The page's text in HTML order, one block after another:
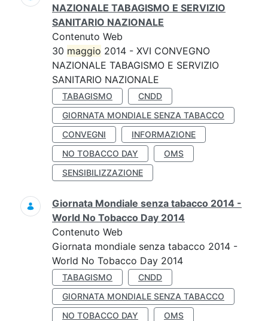
NAZIONALE TABAGISMO E SERVIZIO
SANITARIO NAZIONALE
Contenuto Web
30 maggio 2014 - XVI CONVEGNO
NAZIONALE TABAGISMO E SERVIZIO
SANITARIO NAZIONALE
TABAGISMO
CNDD
GIORNATA MONDIALE SENZA TABACCO
CONVEGNI
INFORMAZIONE
NO TOBACCO DAY
OMS
SENSIBILIZZAZIONE
Giornata Mondiale senza tabacco 2014 -
World No Tobacco Day 2014
Contenuto Web
Giornata mondiale senza tabacco 2014 -
World No Tobacco Day 2014
TABAGISMO
CNDD
GIORNATA MONDIALE SENZA TABACCO
NO TOBACCO DAY
OMS